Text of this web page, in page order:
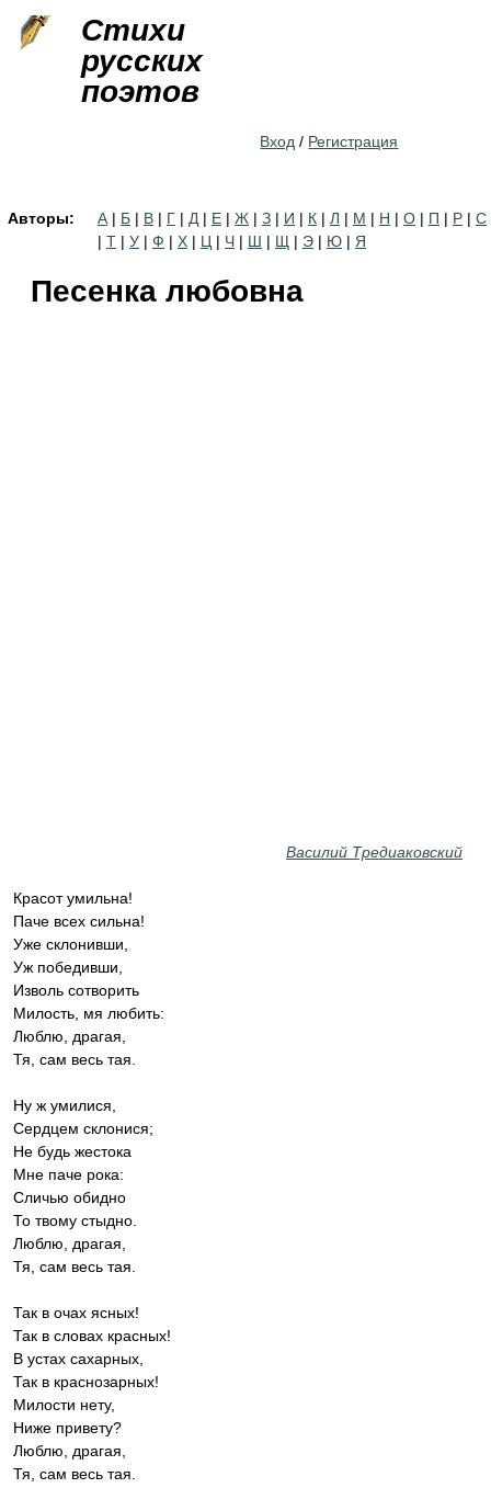
Стихи
русских
поэтов
Вход / Регистрация
Авторы: А | Б | В | Г | Д | Е | Ж | З | И | К | Л | М | Н | О | П | Р | С
| Т | У | Ф | Х | Ц | Ч | Ш | Щ | Э | Ю | Я
Песенка любовна
Василий Тредиаковский
Красот умильна!
Паче всех сильна!
Уже склонивши,
Уж победивши,
Изволь сотворить
Милость, мя любить:
Люблю, драгая,
Тя, сам весь тая.
Ну ж умилися,
Сердцем склонися;
Не будь жестока
Мне паче рока:
Сличью обидно
То твому стыдно.
Люблю, драгая,
Тя, сам весь тая.
Так в очах ясных!
Так в словах красных!
В устах сахарных,
Так в краснозарных!
Милости нету,
Ниже привету?
Люблю, драгая,
Тя, сам весь тая.